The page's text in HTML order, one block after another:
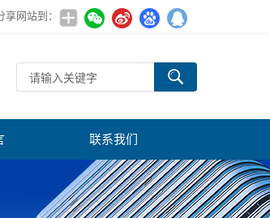
享网站到：
联系我们